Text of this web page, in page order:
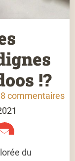
!?
commentaires
du